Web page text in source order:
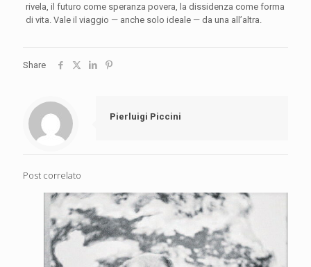
rivela, il futuro come speranza povera, la dissidenza come forma
di vita. Vale il viaggio — anche solo ideale — da una all’altra.
Share
Pierluigi Piccini
Post correlato